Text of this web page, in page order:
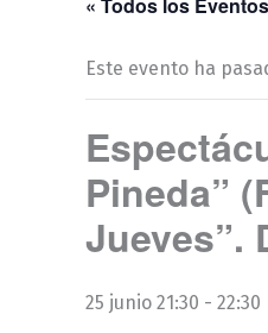
Este evento ha
Pineda”
Jueves”.
25 junio 21:30 - 22:30